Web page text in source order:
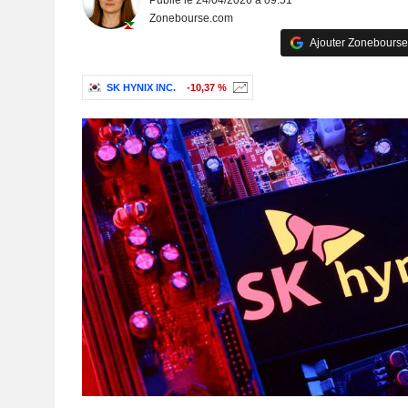
Zonebourse.com
Ajouter
SK HYNIX INC. -10,37 %